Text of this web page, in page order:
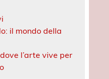
il mondo della
l’arte vive per